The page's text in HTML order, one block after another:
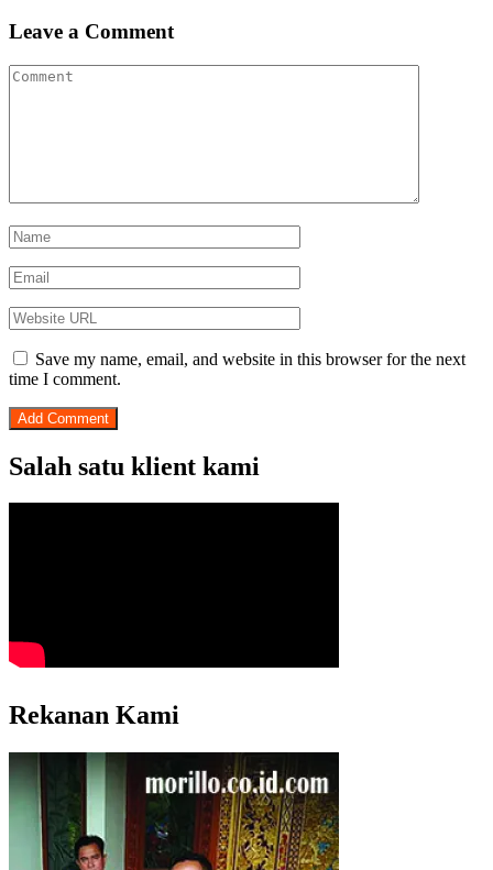
Leave a Comment
Save my name, email, and website in this browser for the next
time I comment.
Salah satu klient kami
Rekanan Kami